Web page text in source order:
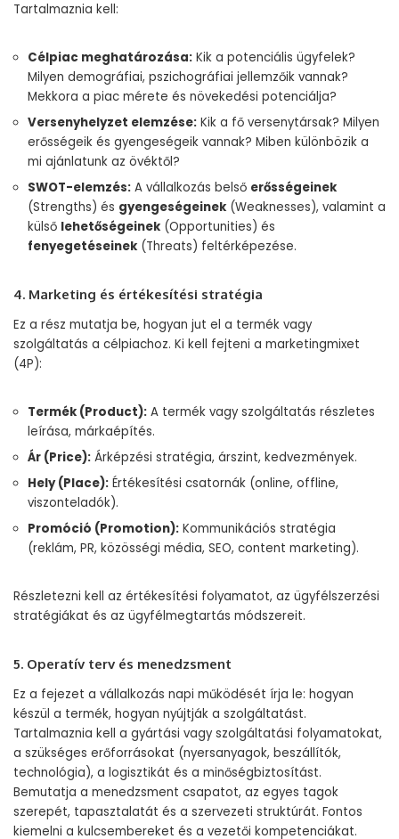
Tartalmaznia kell:
Célpiac meghatározása: Kik a potenciális ügyfelek?
Milyen demográfiai, pszichográfiai jellemzőik vannak?
Mekkora a piac mérete és növekedési potenciálja?
Versenyhelyzet elemzése: Kik a fő versenytársak? Milyen
erősségeik és gyengeségeik vannak? Miben különbözik a
mi ajánlatunk az övéktől?
SWOT-elemzés: A vállalkozás belső erősségeinek
(Strengths) és gyengeségeinek (Weaknesses), valamint a
külső lehetőségeinek (Opportunities) és
fenyegetéseinek (Threats) feltérképezése.
4. Marketing és értékesítési stratégia
Ez a rész mutatja be, hogyan jut el a termék vagy
szolgáltatás a célpiachoz. Ki kell fejteni a marketingmixet
(4P):
Termék (Product): A termék vagy szolgáltatás részletes
leírása, márkaépítés.
Ár (Price): Árképzési stratégia, árszint, kedvezmények.
Hely (Place): Értékesítési csatornák (online, offline,
viszonteladók).
Promóció (Promotion): Kommunikációs stratégia
(reklám, PR, közösségi média, SEO, content marketing).
Részletezni kell az értékesítési folyamatot, az ügyfélszerzési
stratégiákat és az ügyfélmegtartás módszereit.
5. Operatív terv és menedzsment
Ez a fejezet a vállalkozás napi működését írja le: hogyan
készül a termék, hogyan nyújtják a szolgáltatást.
Tartalmaznia kell a gyártási vagy szolgáltatási folyamatokat,
a szükséges erőforrásokat (nyersanyagok, beszállítók,
technológia), a logisztikát és a minőségbiztosítást.
Bemutatja a menedzsment csapatot, az egyes tagok
szerepét, tapasztalatát és a szervezeti struktúrát. Fontos
kiemelni a kulcsembereket és a vezetői kompetenciákat.